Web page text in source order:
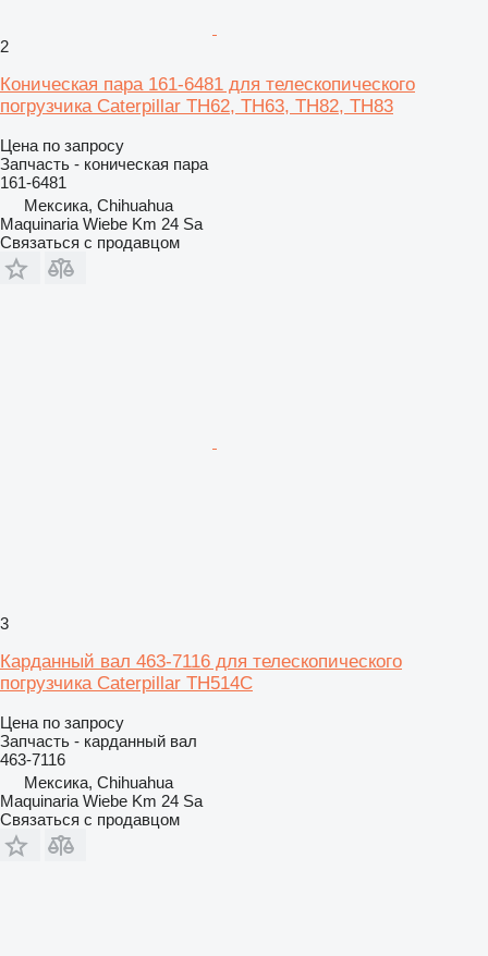
2
Коническая пара 161-6481 для телескопического
погрузчика Caterpillar TH62, TH63, TH82, TH83
Цена по запросу
Запчасть - коническая пара
161-6481
Мексика, Chihuahua
Maquinaria Wiebe Km 24 Sa
Связаться с продавцом
3
Карданный вал 463-7116 для телескопического
погрузчика Caterpillar TH514C
Цена по запросу
Запчасть - карданный вал
463-7116
Мексика, Chihuahua
Maquinaria Wiebe Km 24 Sa
Связаться с продавцом